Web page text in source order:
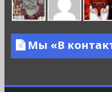
Мы «В